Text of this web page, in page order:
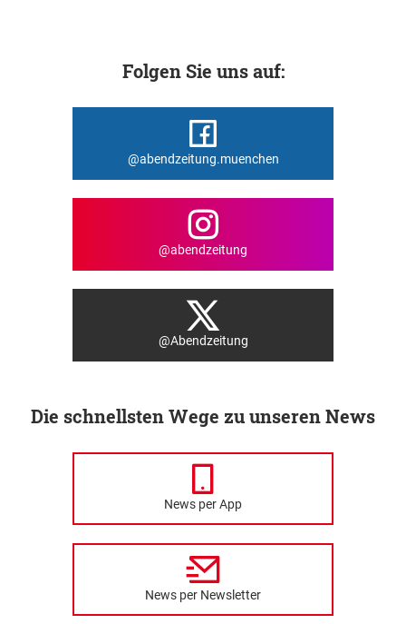
Folgen Sie uns auf:
@abendzeitung.muenchen
@abendzeitung
@Abendzeitung
Die schnellsten Wege zu unseren News
News per App
News per Newsletter